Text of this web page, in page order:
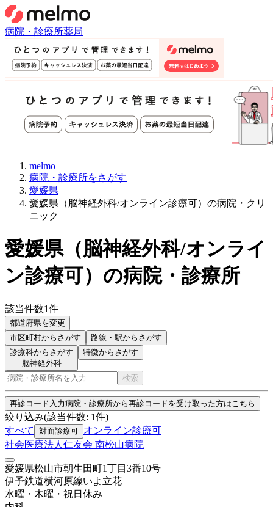
病院・診療所薬局
melmo
病院・診療所をさがす
愛媛県
愛媛県（脳神経外科/オンライン診療可）の病院・クリ
ニック
愛媛県（脳神経外科/オンライ
ン診療可） の病院・診療所
該当件数1件
都道府県を変更
市区町村からさがす 路線・駅からさがす
診療科からさがす
脳神経外科
特徴からさがす
検索
再診コード入力病院・診療所から再診コードを受け取った方はこちら
絞り込み(該当件数: 1件)
すべて
対面診療可 オンライン診療可
社会医療法人仁友会 南松山病院
愛媛県松山市朝生田町1丁目3番10号
伊予鉄道横河原線いよ立花
水曜・木曜・祝日 休み